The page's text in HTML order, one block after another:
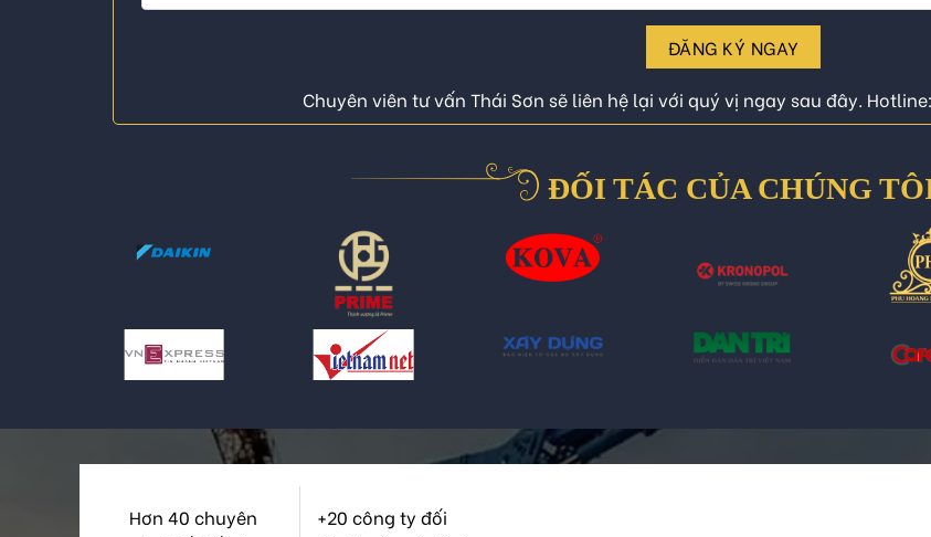
ĐĂNG KÝ NGAY
Chuyên viên tư vấn Thái Sơn sẽ liên hệ lại với quý vị ngay sau đây.
ĐỐI TÁC CỦA CHÚNG
Hơn 40 chuyên
+20 công ty đối